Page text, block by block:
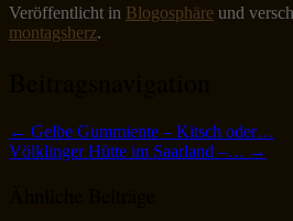
Veröffentlicht in Blogosphäre und
montagsherz.
← Gelbe Gummiente – Kitsch oder…
Völklinger Hütte im Saarland –… →